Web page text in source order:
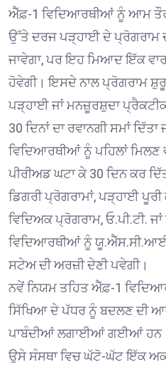
ਐੱਫ਼-1 ਵਿਦਿਆਰਥੀਆਂ ਨੂੰ ਆਮ
ਉੱਤੇ ਦਰਜ ਪੜ੍ਹਾਈ ਦੇ ਪ੍ਰੋਗਰਾਮ
ਜਾਵੇਗਾ, ਪਰ ਇਹ ਮਿਆਦ ਇੱਕ
ਹੋਵੇਗੀ। ਇਸਦੇ ਨਾਲ ਪ੍ਰੋਗਰਾਮ
ਪੜ੍ਹਾਈ ਜਾਂ ਮਨਜ਼ੂਰਸ਼ੁਦਾ
30 ਦਿਨਾਂ ਦਾ ਰਵਾਨਗੀ ਸਮਾਂ
ਵਿਦਿਆਰਥੀਆਂ ਨੂੰ ਪਹਿਲਾਂ ਮਿਲਣ
ਪੀਰੀਅਡ ਘਟਾ ਕੇ 30 ਦਿਨ ਕਰ
ਡਿਗਰੀ ਪ੍ਰੋਗਰਾਮਾਂ, ਪੜ੍ਹਾਈ
ਵਿਦਿਅਕ ਪ੍ਰੋਗਰਾਮ, ਓ.ਪੀ.ਟੀ.
ਵਿਦਿਆਰਥੀਆਂ ਨੂੰ
ਸਟੇਅ ਦੀ ਅਰਜ਼ੀ ਦੇਣੀ ਪਵੇਗੀ।
ਨਵੇਂ ਨਿਯਮ ਤਹਿਤ ਐੱਫ਼-1
ਸਿੱਖਿਆ ਦੇ ਪੱਧਰ ਨੂੰ ਬਦਲਣ ਦੀ
ਪਾਬੰਦੀਆਂ ਲਗਾਈਆਂ ਗਈਆਂ ਹਨ।
ਉਸੇ ਸੰਸਥਾ ਵਿਚ ਘੱਟੋ-ਘੱਟ ਇੱਕ